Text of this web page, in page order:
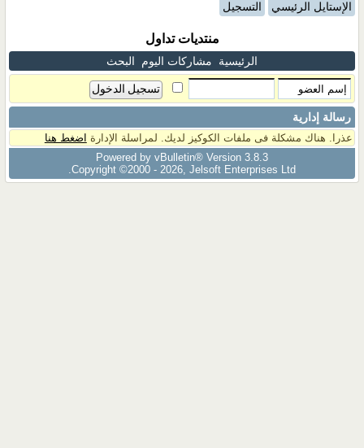
الإستايل الرئيسي التسجيل
منتديات تداول
الرئيسية مشاركات اليوم البحث
رسالة إدارية
عذرا. هناك مشكلة فى ملفات الكوكيز لديك. لمراسلة الإدارة اضغط هنا
Powered by vBulletin® Version 3.8.3
Copyright ©2000 - 2026, Jelsoft Enterprises Ltd.